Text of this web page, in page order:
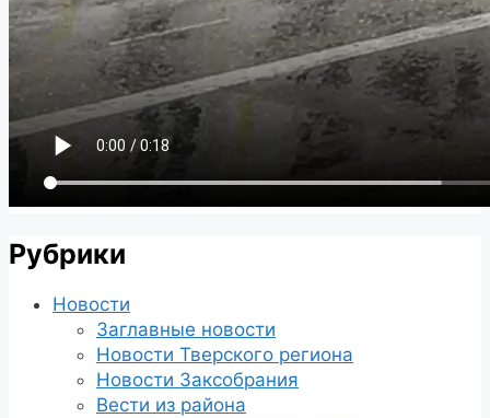
Рубрики
Новости
Заглавные новости
Новости Тверского региона
Новости Заксобрания
Вести из района